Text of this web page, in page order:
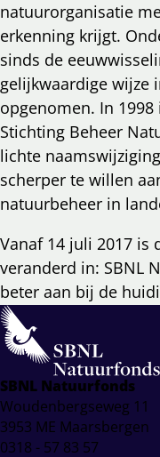
natuurorganisatie
erkenning krijgt.
sinds de
gelijkwaardige wijze
opgenomen. In
Stichting Beheer
lichte
scherper te willen
natuurbeheer in
Vanaf 14 juli 2017 is
veranderd in: SBNL
beter aan bij de
SBNL Natuurfonds
Woudenbergseweg 11
3953 ME Maarsbergen
0318 - 57 83 57